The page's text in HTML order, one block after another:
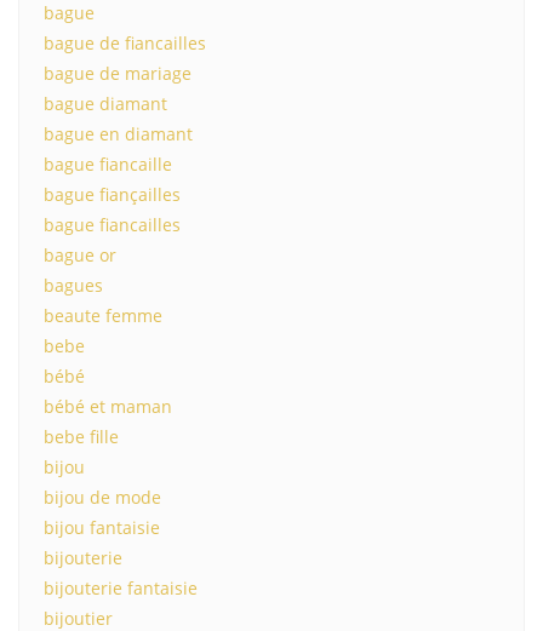
bague
bague de fiancailles
bague de mariage
bague diamant
bague en diamant
bague fiancaille
bague fiançailles
bague fiancailles
bague or
bagues
beaute femme
bebe
bébé
bébé et maman
bebe fille
bijou
bijou de mode
bijou fantaisie
bijouterie
bijouterie fantaisie
bijoutier